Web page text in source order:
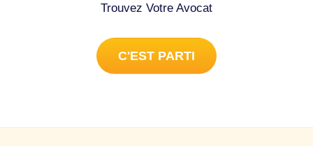
Trouvez Votre Avocat
C'EST PARTI